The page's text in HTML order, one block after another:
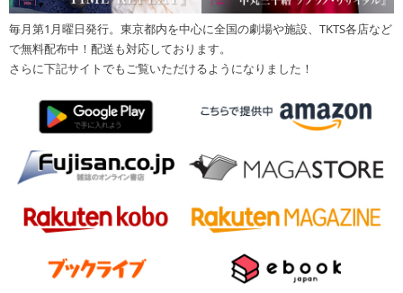
毎月第1月曜日発行。東京都内を中心に全国の劇場や施設、TKTS各店など
で無料配布中！配送も対応しております。
さらに下記サイトでもご覧いただけるようになりました！